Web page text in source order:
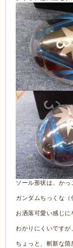
ソール形状は、かっ
ガンダムちっくな（
お洒落可愛い感じに
わかりにくいですが
ちょっと、斬新な箇